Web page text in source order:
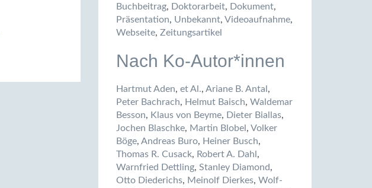
Buchbeitrag, Doktorarbeit, Dokument,
Präsentation, Unbekannt, Videoaufnahme,
Webseite, Zeitungsartikel
Nach Ko-Autor*innen
Hartmut Aden, et Al., Ariane B. Antal ,
Peter Bachrach, Helmut Baisch, Waldemar
Besson, Klaus von Beyme, Dieter Biallas,
Jochen Blaschke, Martin Blobel , Volker
Böge, Andreas Buro, Heiner Busch,
Thomas R. Cusack, Robert A. Dahl ,
Warnfried Dettling, Stanley Diamond,
Otto Diederichs, Meinolf Dierkes, Wolf-